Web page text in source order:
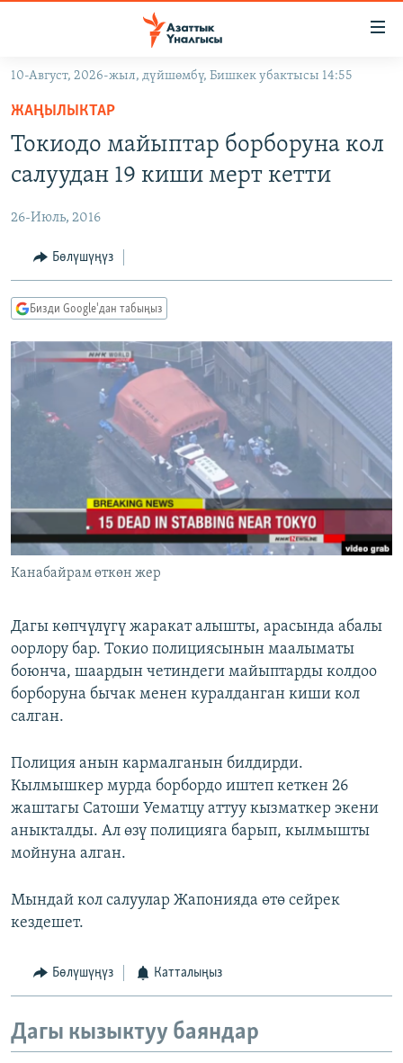
Навигацияга
өтүңүз
Издөөгө
салыңыз
ЭКОНОМИКА
МАДАНИЯТ
БОРБОР АЗИЯ
УКРАИНА
АТАЙЫН ИЛИКТӨӨ
ТВ ПРОГРАММАЛАР
ЭКСПЕРТТЕР ТАЛДАЙТ
БИЗ ЖАНА ДҮЙНӨ
ЭЖЕ-СИҢДИЛЕР
ЫҢГАЙСЫЗ СУРООЛОР
ӨЗГӨЧӨ ПИКИР
Русский
ОНЛАЙН ШЕРИНЕ
ЭЕ/АРнун бардык сайттары
10-Август, 2026-жыл, дүйшөмбү, Бишкек убактысы 14:55
ЖАҢЫЛЫКТАР
Токиодо майыптар борборуна кол
салуудан 19 киши мерт кетти
26-Июль, 2016
Бөлүшүңүз
Бизди Google'дан табыңыз
Канабайрам өткөн жер
Дагы көпчүлүгү жаракат алышты, арасында абалы
оорлору бар. Токио полициясынын маалыматы
боюнча, шаардын четиндеги майыптарды колдоо
борборуна бычак менен куралданган киши кол
салган.
Полиция анын кармалганын билдирди.
Кылмышкер мурда борбордо иштеп кеткен 26
жаштагы Сатоши Уематцу аттуу кызматкер экени
аныкталды. Ал өзү полицияга барып, кылмышты
мойнуна алган.
Мындай кол салуулар Жапонияда өтө сейрек
кездешет.
Бөлүшүңүз Катталыңыз
Дагы кызыктуу баяндар